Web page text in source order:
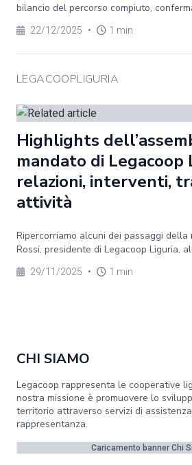
bilancio del percorso compiuto,
22/12/2025 • 1 min
LEGACOOPLIGURIA
Highlights
mandato di Legacoop
relazioni, interventi,
attività
Ripercorriamo alcuni dei passaggi
Rossi, presidente di Legacoop Liguria,
29/11/2025 • 1 min
CHI SIAMO
Legacoop rappresenta le cooperative
nostra missione è promuovere lo
territorio attraverso servizi di
rappresentanza.
Caricamento banner Chi